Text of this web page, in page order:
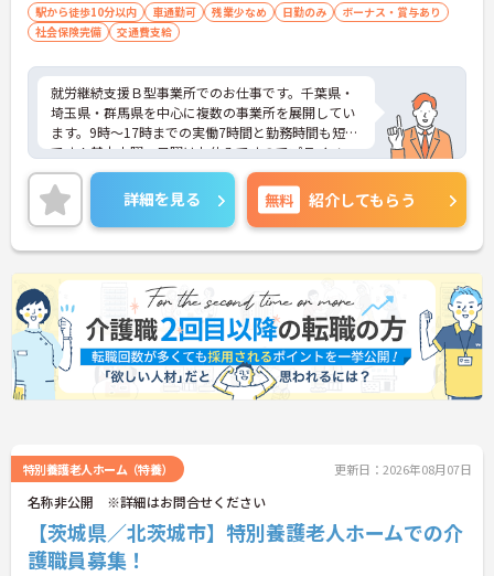
駅から徒歩10分以内 車通勤可 残業少なめ 日勤のみ
ボーナス・賞与あり
社会保険完備
交通費支給
就労継続支援Ｂ型事業所でのお仕事です。千葉県・
埼玉県・群馬県を中心に複数の事業所を展開してい
ます。9時～17時までの実働7時間と勤務時間も短め
です！基本土曜・日曜はお休みですのでプライベー
トとのメリハリのある働き方が可能です。代表者や
エリアマネージャーがしっかりとサポートしますの
で、未経験でも安心して働けます。昇給・賞与制度
があり、頑張りがきちんと評価される職場です。ご
興味のある方には、面接対策ポイントなど、さらに
詳細をご案内しますのでお気軽にご相談ください！
詳細を見る 無料 紹介してもらう
特別養護老人ホーム（特養） 更新日：2026年08月07日
名称非公開 ※詳細はお問合せください
【茨城県／北茨城市】特別養護老人ホームでの介
護職員募集！